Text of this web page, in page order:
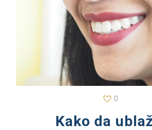
0
Kako da